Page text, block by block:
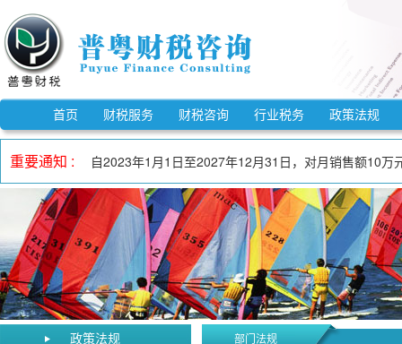
首页 财税服务 财税咨询 行业税务 政策法规
重要通知 :
《市场监督管理信用修复管理办法》自2025年12月25
《中华人民共和国反不正当竞争法》自2025年10月15
自2023年1月1日至2027年12月31日，适用3%预征率
《电子印章管理办法》自2025年9月27日起施行。
自2023年1月1日至2027年12月31日，增值税小规模纳
自2023年1月1日至2027年12月31日，对月销售额10
《欠税公告办法》自2026年3月1日起施行。
《中华人民共和国增值税法实施条例》自2026年1月1日
自2023年1月1日至2027年12月31日，允许先进制造业
《中华人民共和国增值税法》自2026年1月1日起施行。
《市场监督管理信用修复管理办法》自2025年12月25
《中华人民共和国反不正当竞争法》自2025年10月15
政策法规
部门法规